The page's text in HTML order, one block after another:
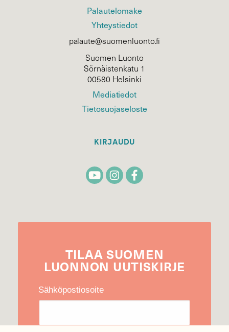
Palautelomake
Yhteystiedot
palaute@suomenluonto.fi
Suomen Luonto
Sörnäistenkatu 1
00580 Helsinki
Mediatiedot
Tietosuojaseloste
KIRJAUDU
TILAA SUOMEN
LUONNON UUTIS­KIRJE
Sähköpostiosoite